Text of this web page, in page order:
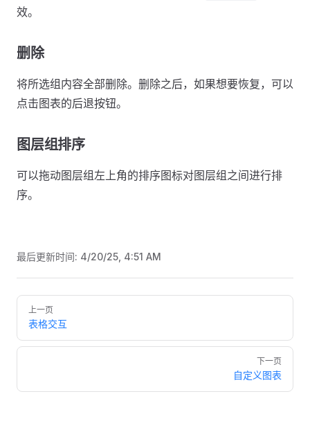
效。
删除
将所选组内容全部删除。删除之后，如果想要恢复，可以
点击图表的后退按钮。
图层组排序
可以拖动图层组左上角的排序图标对图层组之间进行排
序。
最后更新时间: 4/20/25, 4:51 AM
Pager
上一页
表格交互
下一页
自定义图表